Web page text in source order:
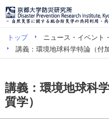
トップ ニュース・イベント
講義：環境地球科学特論（付
講義：環境地球科
質学）